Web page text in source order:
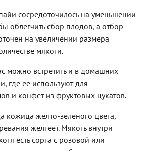
сосредоточилось на уменьшении
облегчить сбор плодов, а отбор
на увеличении размера
мякоти.
можно встретить и в домашних
где ее используют для
и конфет из фруктовых цукатов.
кожица желто-зеленого цвета,
желтеет. Мякоть внутри
есть сорта с розовой или